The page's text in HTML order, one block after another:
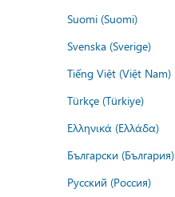
Suomi (Suomi)
Svenska (Sverige)
Tiếng Việt (Việt Nam)
Türkçe (Türkiye)
Ελληνικά (Ελλάδα)
Български (България)
Русский (Россия)